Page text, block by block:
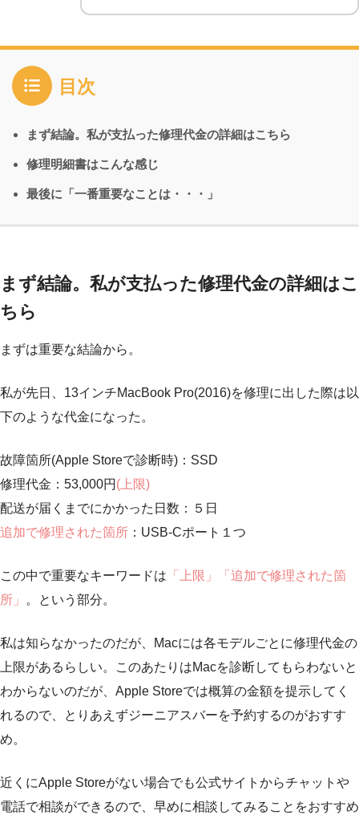
目次
まず結論。私が支払った修理代金の詳細はこちら
修理明細書はこんな感じ
最後に「一番重要なことは・・・」
まず結論。私が支払った修理代金の詳細はこ
ちら
まずは重要な結論から。
私が先日、13インチMacBook Pro(2016)を修理に出した際は以
下のような代金になった。
故障箇所(Apple Storeで診断時)：SSD
修理代金：53,000円 (上限)
配送が届くまでにかかった日数：５日
追加で修理された箇所 ：USB-Cポート１つ
この中で重要なキーワードは 「上限」「追加で修理された箇
所」
。という部分。
私は知らなかったのだが、Macには各モデルごとに修理代金の
上限があるらしい。このあたりはMacを診断してもらわないと
わからないのだが、Apple Storeでは概算の金額を提示してく
れるので、とりあえずジーニアスバーを予約するのがおすす
め。
近くにApple Storeがない場合でも公式サイトからチャットや
電話で相談ができるので、早めに相談してみることをおすすめ